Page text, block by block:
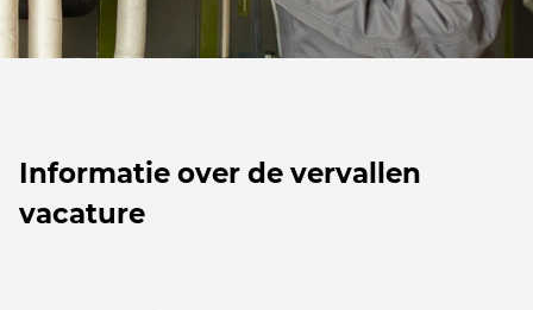
Informatie over de vervallen
vacature